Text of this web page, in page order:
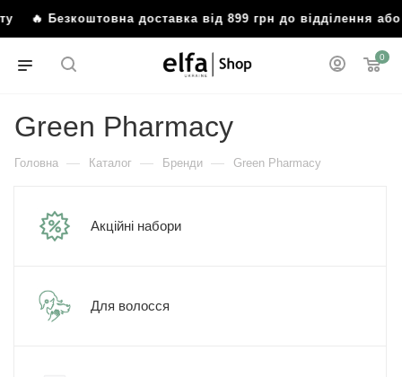
доставка від 899 грн до відділення або
0
Green Pharmacy
Головна — Каталог — Бренди — Green Pharmacy
Акційні набори
Для волосся